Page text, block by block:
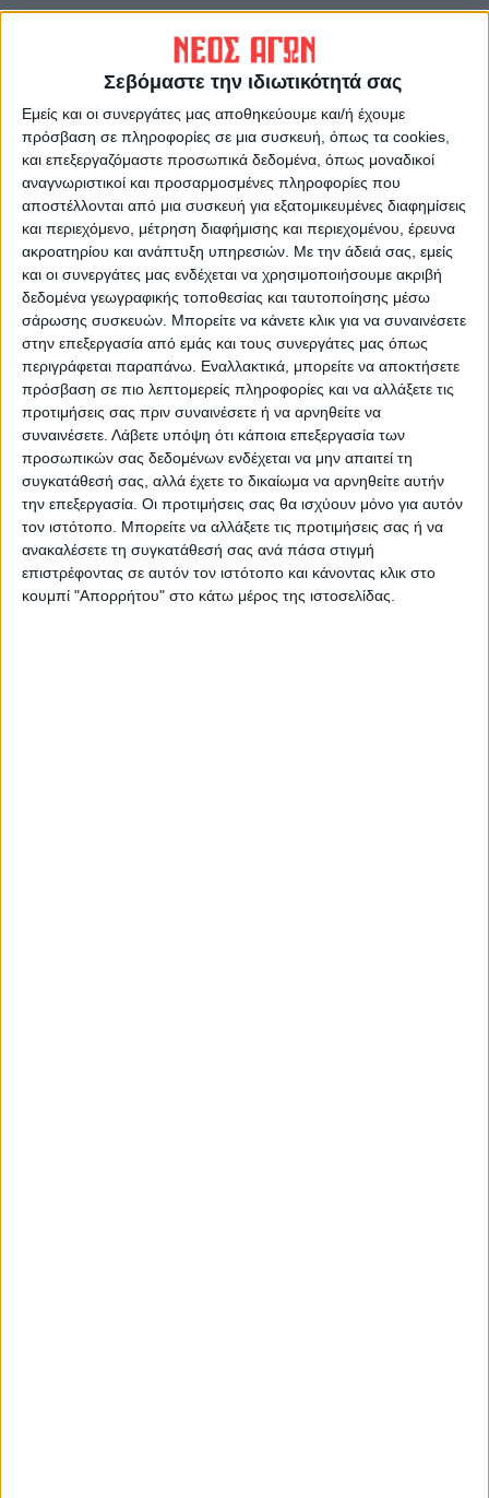
Σεβόμαστε την ιδιωτικότητά σας
Εμείς και οι συνεργάτες μας αποθηκεύουμε και/ή έχουμε
πρόσβαση σε πληροφορίες σε μια συσκευή, όπως τα cookies,
και επεξεργαζόμαστε προσωπικά δεδομένα, όπως μοναδικοί
αναγνωριστικοί και προσαρμοσμένες πληροφορίες που
αποστέλλονται από μια συσκευή για εξατομικευμένες διαφημίσεις
και περιεχόμενο, μέτρηση διαφήμισης και περιεχομένου, έρευνα
ακροατηρίου και ανάπτυξη υπηρεσιών. Με την άδειά σας, εμείς
και οι συνεργάτες μας ενδέχεται να χρησιμοποιήσουμε ακριβή
δεδομένα γεωγραφικής τοποθεσίας και ταυτοποίησης μέσω
σάρωσης συσκευών. Μπορείτε να κάνετε κλικ για να συναινέσετε
στην επεξεργασία από εμάς και τους συνεργάτες μας όπως
περιγράφεται παραπάνω. Εναλλακτικά, μπορείτε να αποκτήσετε
πρόσβαση σε πιο λεπτομερείς πληροφορίες και να αλλάξετε τις
προτιμήσεις σας πριν συναινέσετε ή να αρνηθείτε να
συναινέσετε. Λάβετε υπόψη ότι κάποια επεξεργασία των
προσωπικών σας δεδομένων ενδέχεται να μην απαιτεί τη
συγκατάθεσή σας, αλλά έχετε το δικαίωμα να αρνηθείτε αυτήν
την επεξεργασία. Οι προτιμήσεις σας θα ισχύουν μόνο για αυτόν
τον ιστότοπο. Μπορείτε να αλλάξετε τις προτιμήσεις σας ή να
ανακαλέσετε τη συγκατάθεσή σας ανά πάσα στιγμή
επιστρέφοντας σε αυτόν τον ιστότοπο και κάνοντας κλικ στο
κουμπί "Απορρήτου" στο κάτω μέρος της ιστοσελίδας.
ΠΡΟΗΓΟΥΜΕΝΟ ΑΡΘΡΟ
Τακούδης: μετά τον καύσωνα
δροσίζει αλλά με μπουρίνια-
πότε θα φτάσει 43 η Λάρισα
(video)
Γκόλ στα ερτζιανά 25/6/2024
ΝΕΟΣ ΑΓΩΝ
https://neosagon.gr
Η Αρχαιότερη Καθημερινή Πρωινή Εφημερίδα της Καρδίτσας
ΠΑΡΟΜΟΙΑ ΑΡΘΡΑ